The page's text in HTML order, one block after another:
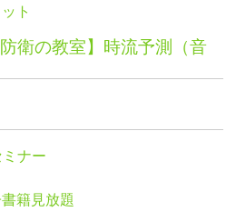
ト
衛の教室】時流予測（音
ナー
籍見放題